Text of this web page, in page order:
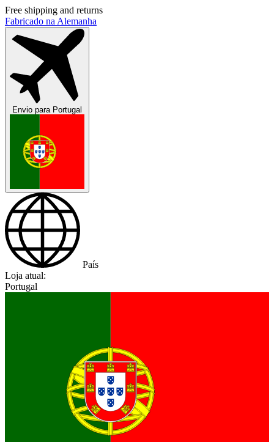
Free shipping and returns
Fabricado na Alemanha
Envio paraPortugal
País
Loja atual:
Portugal